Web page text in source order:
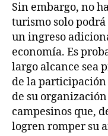
Sin embargo, no
turismo solo podrá
un ingreso
economía. Es
largo alcance sea
de la
de su
campesinos que,
logren romper su